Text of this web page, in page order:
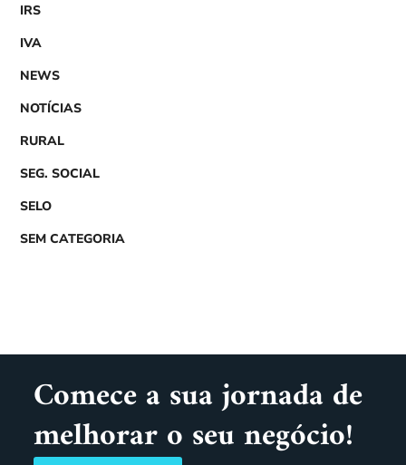
IRS
IVA
NEWS
NOTÍCIAS
RURAL
SEG. SOCIAL
SELO
SEM CATEGORIA
Comece a sua jornada de
melhorar o seu negócio!